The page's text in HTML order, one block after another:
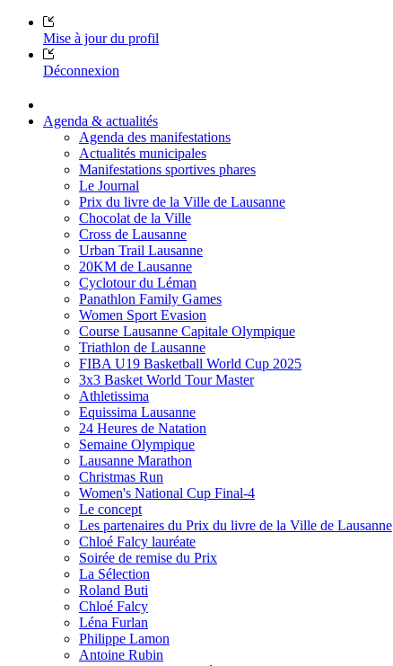
Mise à jour du profil
Déconnexion
Agenda & actualités
Agenda des manifestations
Actualités municipales
Manifestations sportives phares
Le Journal
Prix du livre de la Ville de Lausanne
Chocolat de la Ville
Cross de Lausanne
Urban Trail Lausanne
20KM de Lausanne
Cyclotour du Léman
Panathlon Family Games
Women Sport Evasion
Course Lausanne Capitale Olympique
Triathlon de Lausanne
FIBA U19 Basketball World Cup 2025
3x3 Basket World Tour Master
Athletissima
Equissima Lausanne
24 Heures de Natation
Semaine Olympique
Lausanne Marathon
Christmas Run
Women's National Cup Final-4
Le concept
Les partenaires du Prix du livre de la Ville de Lausanne
Chloé Falcy lauréate
Soirée de remise du Prix
La Sélection
Roland Buti
Chloé Falcy
Léna Furlan
Philippe Lamon
Antoine Rubin